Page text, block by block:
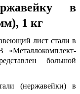
в
1 кг
лист стали в
большой
(нержавейки) в